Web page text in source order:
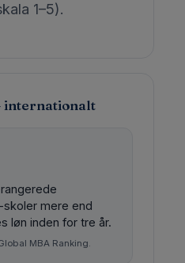
1–5).
internationalt
skoler mere end
løn inden for tre år.
MBA Ranking.